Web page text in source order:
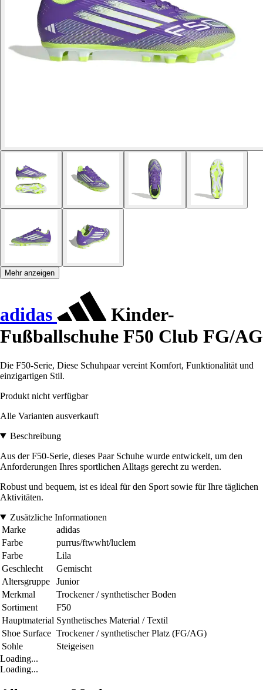
Mehr anzeigen
adidas
Kinder-
Fußballschuhe F50 Club FG/AG
Die F50-Serie, Diese Schuhpaar vereint Komfort, Funktionalität und
einzigartigen Stil.
Produkt nicht verfügbar
Alle Varianten ausverkauft
Beschreibung
Aus der F50-Serie, dieses Paar Schuhe wurde entwickelt, um den
Anforderungen Ihres sportlichen Alltags gerecht zu werden.
Robust und bequem, ist es ideal für den Sport sowie für Ihre täglichen
Aktivitäten.
Zusätzliche Informationen
Marke
adidas
Farbe
purrus/ftwwht/luclem
Farbe
Lila
Geschlecht
Gemischt
Altersgruppe
Junior
Merkmal
Trockener / synthetischer Boden
Sortiment
F50
Hauptmaterial Synthetisches Material / Textil
Shoe Surface Trockener / synthetischer Platz (FG/AG)
Sohle
Steigeisen
Loading...
Loading...